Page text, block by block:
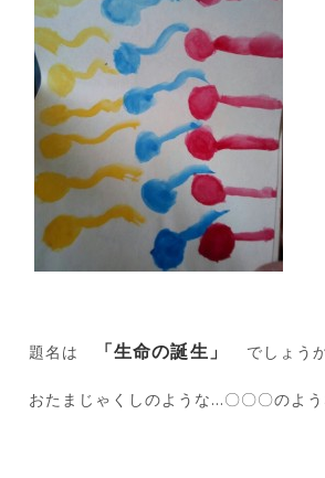
題名は 「生命の誕生」 でしょう
おたまじゃくしのような…〇〇〇のよ